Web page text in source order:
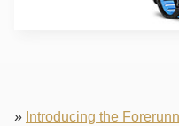
» Introducing the